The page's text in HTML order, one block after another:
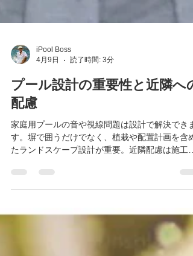
4月9日
読了時間: 3分
プール設計の重要性と近隣への
配慮
家庭用プールの音や視線問題は設計で解決できま
たランドスケープ設計が重要。近隣配慮は施工前
に決まります。不安な方こそ、まずはご相談くだ